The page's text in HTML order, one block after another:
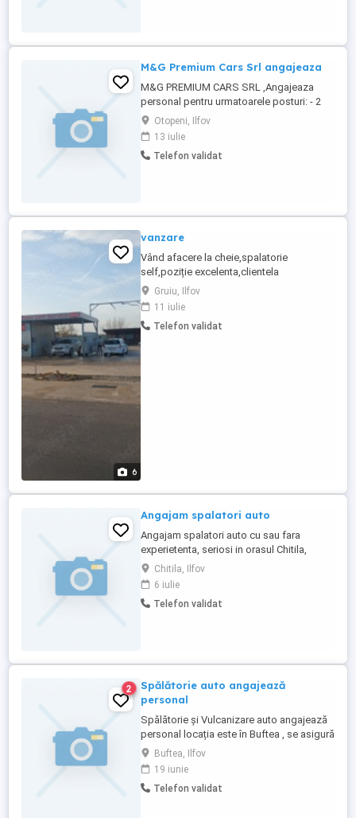
M&G Premium Cars Srl angajeaza
M&G PREMIUM CARS SRL ,Angajeaza
personal pentru urmatoarele posturi: - 2
postur i- "Spalatori auto "-COD COR
912201 Salariu brut 4325lei Pentru mai
multe detalii,contactati-ne !
Otopeni, Ilfov
13 iulie
Telefon validat
6
vanzare
Vând afacere la cheie,spalatorie
self,poziție excelenta,clientela
permanenta,teren 1000mp.,deschidere
40,preț 250 000 euro plus TVA
Gruiu, Ilfov
11 iulie
Telefon validat
Angajam spalatori auto
Angajam spalatori auto cu sau fara
experietenta, seriosi in orasul Chitila,
jud.Ilfov. Pentru mai multe detalii ne puteti
contacta la numarul de telefon: .
Chitila, Ilfov
6 iulie
Telefon validat
2
Spălătorie auto angajează
personal
Spălătorie și Vulcanizare auto angajează
personal locația este în Buftea , se asigură
transport din București la locație. Pentru
mai multe detalii la TEL.
Buftea, Ilfov
19 iunie
Telefon validat